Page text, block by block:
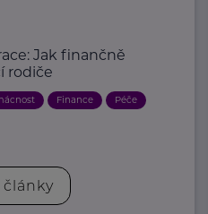
Jak finančně
rodiče
Finance Péče
články